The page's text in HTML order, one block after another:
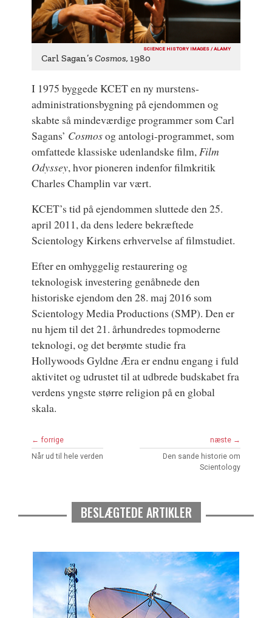
SCIENCE HISTORY IMAGES / ALAMY
Carl Sagan’sCosmos, 1980
I 1975 byggede KCET en ny murstens-
administrationsbygning på ejendommen og
skabte så mindeværdige programmer som Carl
Sagans’ Cosmosog antologi-programmet, som
omfattede klassiske udenlandske film,Film
Odyssey, hvor pioneren indenfor filmkritik
Charles Champlin var vært.
KCET’s tid på ejendommen sluttede den 25.
april 2011, da dens ledere bekræftede
Scientology Kirkens erhvervelse af filmstudiet.
Efter en omhyggelig restaurering og
teknologisk investering genåbnede den
historiske ejendom den 28. maj 2016 som
Scientology Media Productions (SMP). Den er
nu hjem til det 21. århundredes topmoderne
teknologi, og det berømte studie fra
Hollywoods Gyldne Æra er endnu engang i fuld
aktivitet og udrustet til at udbrede budskabet fra
verdens yngste større religion på en global
skala.
← forrige
Når ud til hele verden
næste →
Den sande historie om
Scientology
BESLÆGTEDE ARTIKLER